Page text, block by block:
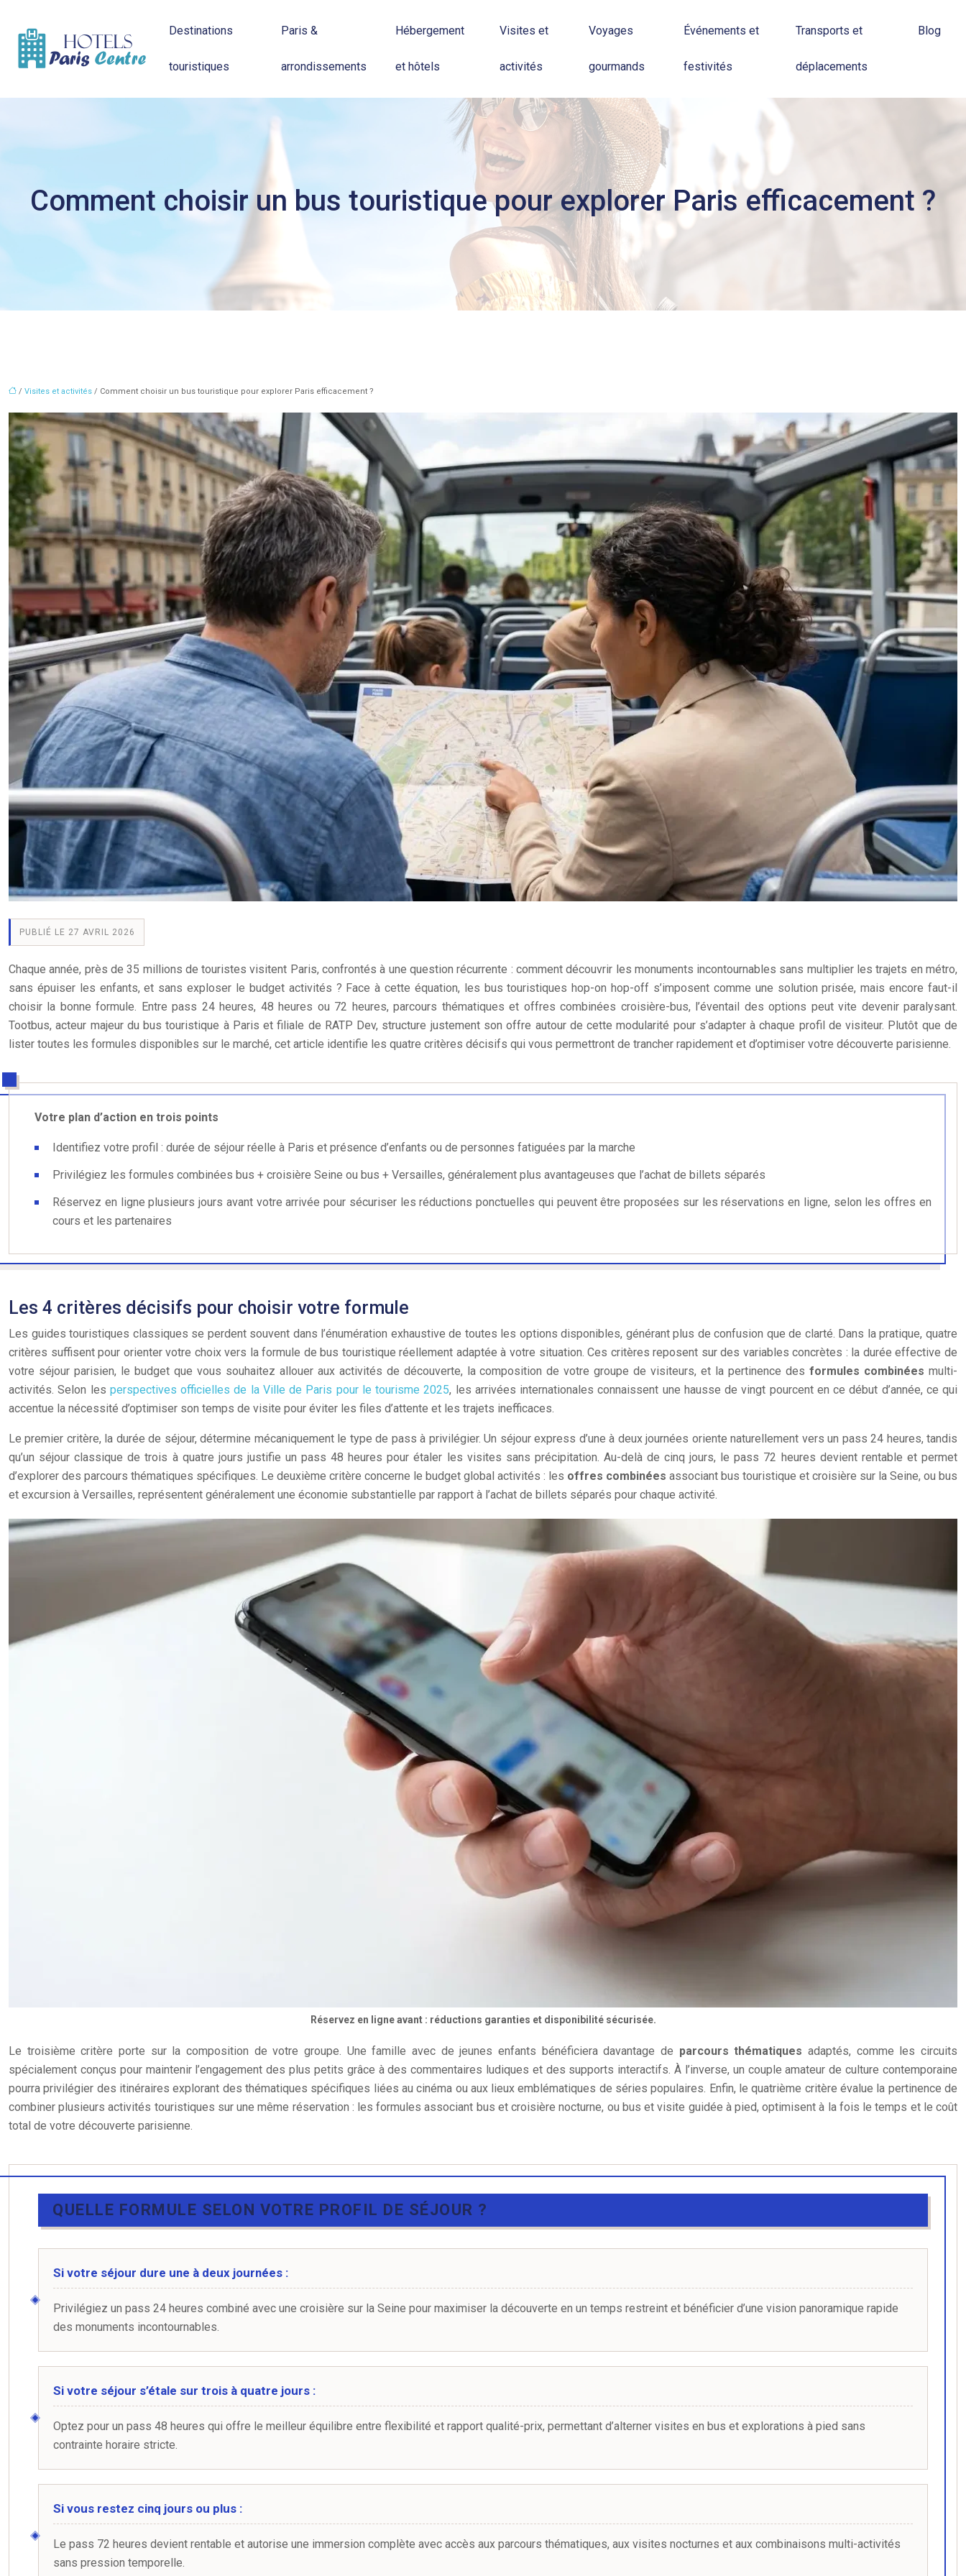
Destinations
touristiques
Paris &
arrondissements
Hébergement
et hôtels
Visites et
activités
Voyages
gourmands
Événements et
festivités
Transports et
déplacements
Blog
Comment choisir un bus touristique pour explorer Paris efficacement ?
/ Visites et activités / Comment choisir un bus touristique pour explorer Paris efficacement ?
PUBLIÉ LE 27 AVRIL 2026
Chaque année, près de 35 millions de touristes visitent Paris, confrontés à une question récurrente : comment découvrir les monuments incontournables sans multiplier les trajets en métro,
sans épuiser les enfants, et sans exploser le budget activités ? Face à cette équation, les bus touristiques hop-on hop-off s’imposent comme une solution prisée, mais encore faut-il
choisir la bonne formule. Entre pass 24 heures, 48 heures ou 72 heures, parcours thématiques et offres combinées croisière-bus, l’éventail des options peut vite devenir paralysant.
Tootbus, acteur majeur du bus touristique à Paris et filiale de RATP Dev, structure justement son offre autour de cette modularité pour s’adapter à chaque profil de visiteur. Plutôt que de
lister toutes les formules disponibles sur le marché, cet article identifie les quatre critères décisifs qui vous permettront de trancher rapidement et d’optimiser votre découverte parisienne.
Votre plan d’action en trois points
Identifiez votre profil : durée de séjour réelle à Paris et présence d’enfants ou de personnes fatiguées par la marche
Privilégiez les formules combinées bus + croisière Seine ou bus + Versailles, généralement plus avantageuses que l’achat de billets séparés
Réservez en ligne plusieurs jours avant votre arrivée pour sécuriser les réductions ponctuelles qui peuvent être proposées sur les réservations en ligne, selon les offres en
cours et les partenaires
Les 4 critères décisifs pour choisir votre formule
Les guides touristiques classiques se perdent souvent dans l’énumération exhaustive de toutes les options disponibles, générant plus de confusion que de clarté. Dans la pratique, quatre
critères suffisent pour orienter votre choix vers la formule de bus touristique réellement adaptée à votre situation. Ces critères reposent sur des variables concrètes : la durée effective de
votre séjour parisien, le budget que vous souhaitez allouer aux activités de découverte, la composition de votre groupe de visiteurs, et la pertinence desformules combinées multi-
activités. Selon les perspectives officielles de la Ville de Paris pour le tourisme 2025, les arrivées internationales connaissent une hausse de vingt pourcent en ce début d’année, ce qui
accentue la nécessité d’optimiser son temps de visite pour éviter les files d’attente et les trajets inefficaces.
Le premier critère, la durée de séjour, détermine mécaniquement le type de pass à privilégier. Un séjour express d’une à deux journées oriente naturellement vers un pass 24 heures, tandis
qu’un séjour classique de trois à quatre jours justifie un pass 48 heures pour étaler les visites sans précipitation. Au-delà de cinq jours, le pass 72 heures devient rentable et permet
d’explorer des parcours thématiques spécifiques. Le deuxième critère concerne le budget global activités : les offres combinées associant bus touristique et croisière sur la Seine, ou bus
et excursion à Versailles, représentent généralement une économie substantielle par rapport à l’achat de billets séparés pour chaque activité.
Réservez en ligne avant : réductions garanties et disponibilité sécurisée.
Le troisième critère porte sur la composition de votre groupe. Une famille avec de jeunes enfants bénéficiera davantage de parcours thématiques adaptés, comme les circuits
spécialement conçus pour maintenir l’engagement des plus petits grâce à des commentaires ludiques et des supports interactifs. À l’inverse, un couple amateur de culture contemporaine
pourra privilégier des itinéraires explorant des thématiques spécifiques liées au cinéma ou aux lieux emblématiques de séries populaires. Enfin, le quatrième critère évalue la pertinence de
combiner plusieurs activités touristiques sur une même réservation : les formules associant bus et croisière nocturne, ou bus et visite guidée à pied, optimisent à la fois le temps et le coût
total de votre découverte parisienne.
QUELLE FORMULE SELON VOTRE PROFIL DE SÉJOUR ?
Si votre séjour dure une à deux journées :
Privilégiez un pass 24 heures combiné avec une croisière sur la Seine pour maximiser la découverte en un temps restreint et bénéficier d’une vision panoramique rapide
des monuments incontournables.
Si votre séjour s’étale sur trois à quatre jours :
Optez pour un pass 48 heures qui offre le meilleur équilibre entre flexibilité et rapport qualité-prix, permettant d’alterner visites en bus et explorations à pied sans
contrainte horaire stricte.
Si vous restez cinq jours ou plus :
Le pass 72 heures devient rentable et autorise une immersion complète avec accès aux parcours thématiques, aux visites nocturnes et aux combinaisons multi-activités
sans pression temporelle.